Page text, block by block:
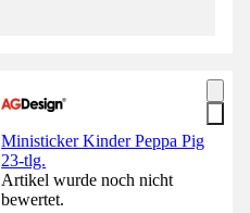
Ministicker Kinder Peppa Pig
23-tlg.
Artikel wurde noch nicht
bewertet.